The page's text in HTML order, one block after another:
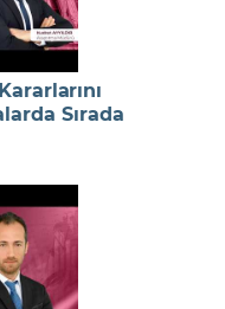
Sırada